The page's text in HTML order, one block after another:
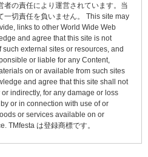
者の責任により運営されています。当
一切責任を負いません。 This site may
links to other World Wide Web
and agree that this site is not
external sites or resources, and
or liable for any Content,
on or available from such sites
and agree that this site shall not
indirectly, for any damage or loss
or in connection with use of or
or services available on or
TMfesta は登録商標です。